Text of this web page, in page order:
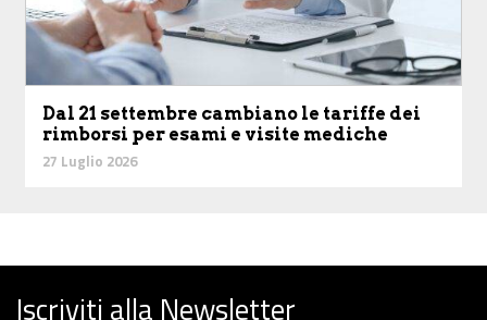
Dal 21 settembre cambiano le tariffe dei
rimborsi per esami e visite mediche
27 Luglio 2026
Iscriviti alla Newsletter